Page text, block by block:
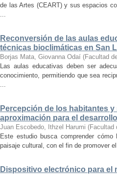
de las Artes (CEART) y sus espacios
...
Reconversión de las aulas
técnicas bioclimáticas en San
Borjas Mata, Giovanna Odaí (Facultad
Las aulas educativas deben ser
conocimiento, permitiendo que sea
...
Percepción de los habitantes
aproximación para el
Juan Escobedo, Ithzel Harumi (Facultad
Este estudio busca comprender
paisaje cultural, con el fin de promover
Dispositivo electrónico para